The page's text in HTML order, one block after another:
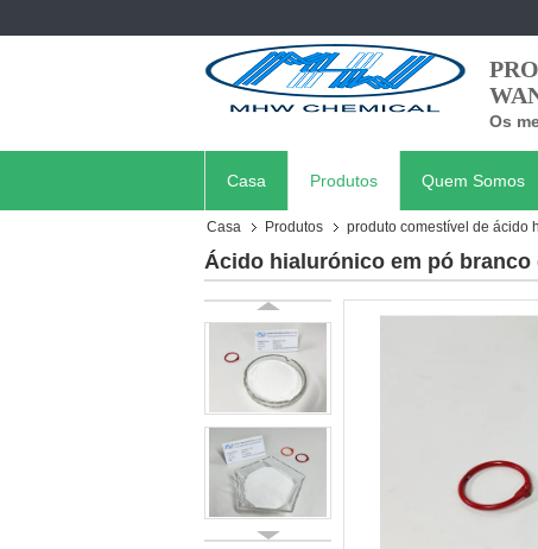
Os
Casa Produtos Quem Somos
Casa Produtos produto comestível de ácido
Ácido hialurónico em pó branco